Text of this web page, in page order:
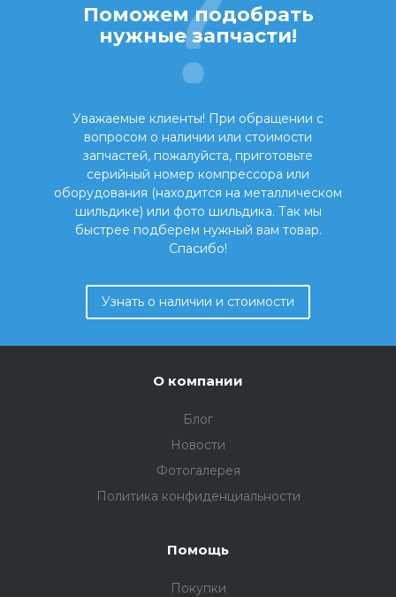
Поможем подобрать
нужные запчасти!
Уважаемые клиенты! При обращении с
вопросом о наличии или стоимости
запчастей, пожалуйста, приготовьте
серийный номер компрессора или
оборудования (находится на металлическом
шильдике) или фото шильдика. Так мы
быстрее подберем нужный вам товар.
Спасибо!
Узнать о наличии и стоимости
О компании
Блог
Новости
Фотогалерея
Политика конфиденциальности
Помощь
Покупки